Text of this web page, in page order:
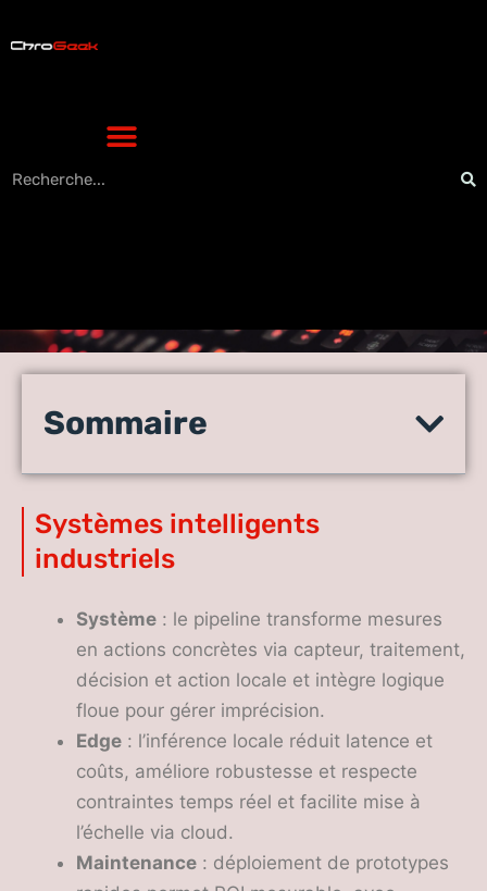
fonctionnement, les types
industrielles ?
Sommaire
Systèmes intelligents
industriels
Système : le pipeline transforme mesures
en actions concrètes via capteur, traitement,
décision et action locale et intègre logique
floue pour gérer imprécision.
Edge : l’inférence locale réduit latence et
coûts, améliore robustesse et respecte
contraintes temps réel et facilite mise à
l’échelle via cloud.
Maintenance : déploiement de prototypes